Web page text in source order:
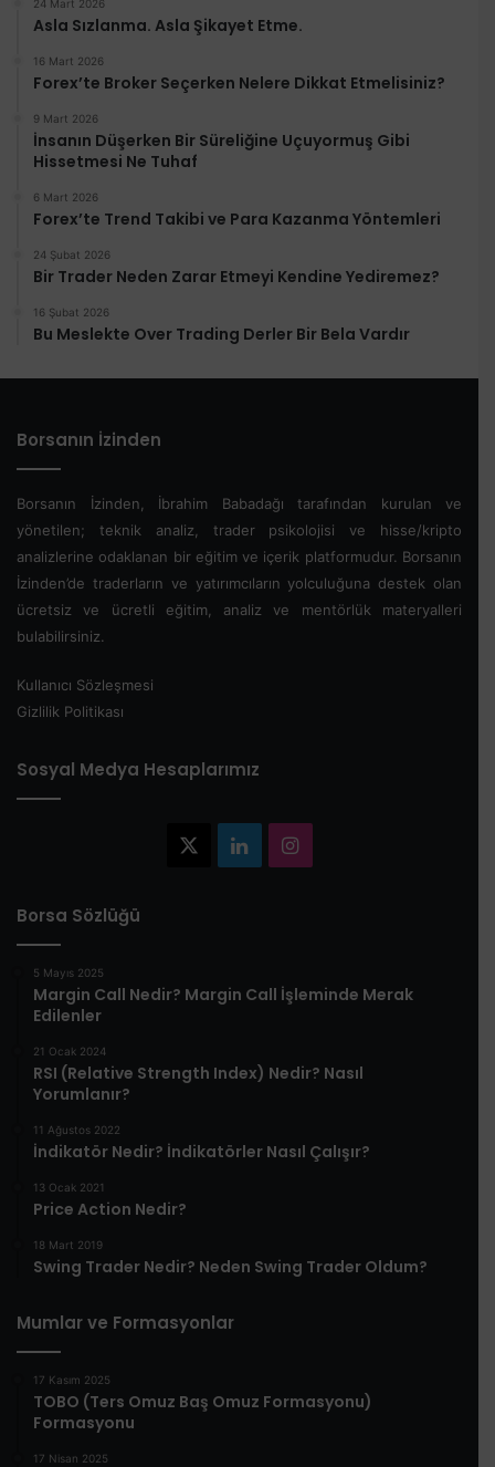
24 Mart 2026
Asla Sızlanma. Asla Şikayet Etme.
16 Mart 2026
Forex’te Broker Seçerken Nelere Dikkat Etmelisiniz?
9 Mart 2026
İnsanın Düşerken Bir Süreliğine Uçuyormuş Gibi
Hissetmesi Ne Tuhaf
6 Mart 2026
Forex’te Trend Takibi ve Para Kazanma Yöntemleri
24 Şubat 2026
Bir Trader Neden Zarar Etmeyi Kendine Yediremez?
16 Şubat 2026
Bu Meslekte Over Trading Derler Bir Bela Vardır
Borsanın İzinden
Borsanın İzinden, İbrahim Babadağı tarafından kurulan ve
yönetilen; teknik analiz, trader psikolojisi ve hisse/kripto
analizlerine odaklanan bir eğitim ve içerik platformudur. Borsanın
İzinden’de traderların ve yatırımcıların yolculuğuna destek olan
ücretsiz ve ücretli eğitim, analiz ve mentörlük materyalleri
bulabilirsiniz.
Kullanıcı Sözleşmesi
Gizlilik Politikası
Sosyal Medya Hesaplarımız
LinkedInInstagram
Borsa Sözlüğü
5 Mayıs 2025
​Margin Call Nedir? Margin Call İşleminde Merak
Edilenler​
21 Ocak 2024
RSI (Relative Strength Index) Nedir? Nasıl
Yorumlanır?
11 Ağustos 2022
İndikatör Nedir? İndikatörler Nasıl Çalışır?
13 Ocak 2021
Price Action Nedir?
18 Mart 2019
Swing Trader Nedir? Neden Swing Trader Oldum?
Mumlar ve Formasyonlar
17 Kasım 2025
TOBO (Ters Omuz Baş Omuz Formasyonu)
Formasyonu
17 Nisan 2025